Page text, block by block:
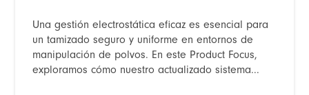
Una gestión electrostática eficaz es esencial para
un tamizado seguro y uniforme en entornos de
manipulación de polvos. En este Product Focus,
exploramos cómo nuestro actualizado sistema...